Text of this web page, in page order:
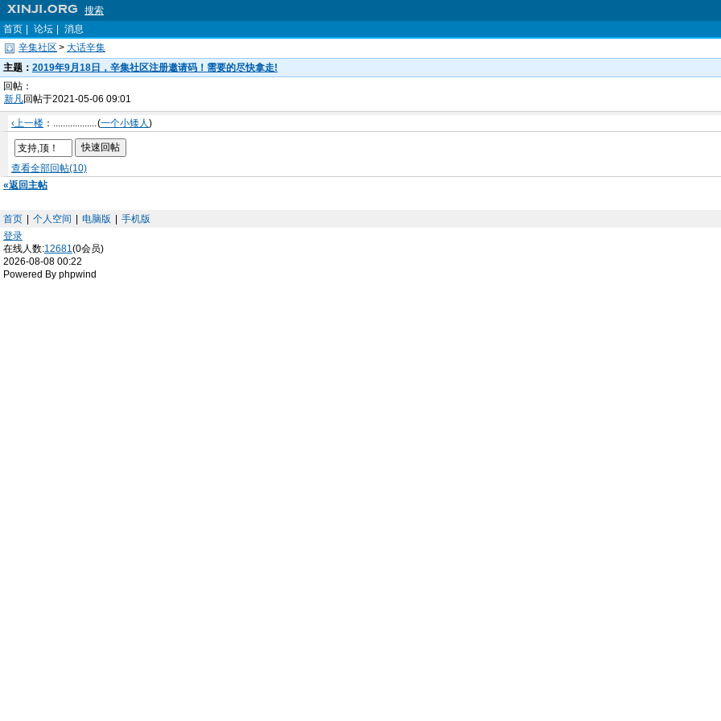
搜索
首页
论坛
消息
辛集社区 > 大话辛集
主题： 2019年9月18日，辛集社区注册邀请码！需要的尽快拿走!
回帖：
新凡回帖于2021-05-06 09:01
‹上一楼 ：...................(一个小矮人)
查看全部回帖(10)
«返回主帖
首页 个人空间 电脑版
手机版
登录
在线人数:12681(0会员)
2026-08-08 00:22
Powered By phpwind